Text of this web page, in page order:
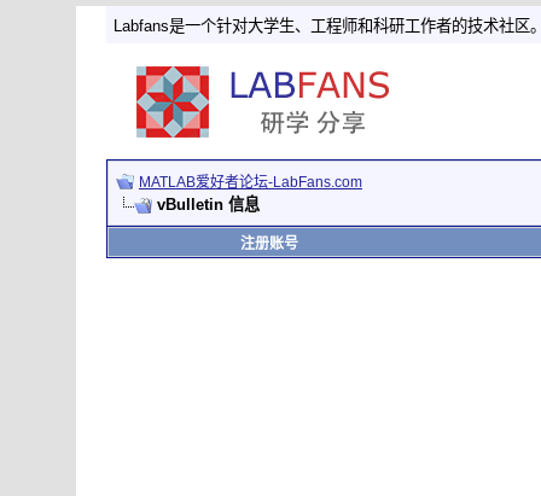
Labfans是一个针对大学生、工程师和科研工作者的技术社区
MATLAB爱好者论坛-LabFans.com
vBulletin 信息
注册账号